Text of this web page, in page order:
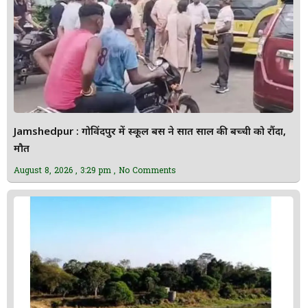
Jamshedpur : गोविंदपुर में स्कूल बस ने सात साल की बच्ची को रौंदा,
मौत
August 8, 2026 3:29 pm No Comments